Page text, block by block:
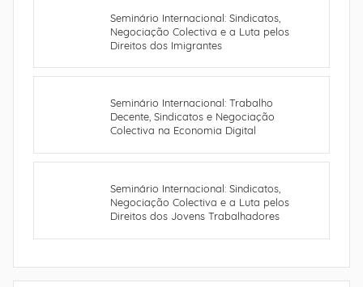
Seminário Internacional: Sindicatos,
Negociação Colectiva e a Luta pelos
Direitos dos Imigrantes
Seminário Internacional: Trabalho
Decente, Sindicatos e Negociação
Colectiva na Economia Digital
Seminário Internacional: Sindicatos,
Negociação Colectiva e a Luta pelos
Direitos dos Jovens Trabalhadores